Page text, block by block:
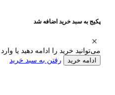
پکیج به سبد خرید اضافه شد
می‌توانید خرید را ادامه دهید یا
ادامه خرید رفتن به سبد خرید